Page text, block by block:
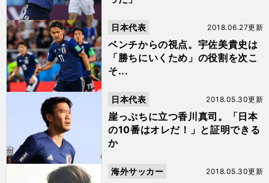
ベンチからの視点。宇佐美貴史は
「勝ちにいくため」の役割を次こ
そ...
2018.06.27更新
日本代表
崖っぷちに立つ香川真司。「日本
の10番はオレだ！」と証明できる
か
2018.05.30更新
日本代表
2018.05.30更新
海外サッカー